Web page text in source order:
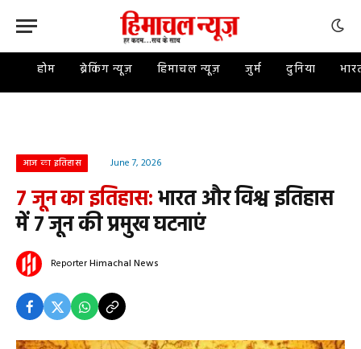
होम ब्रेकिंग न्यूज़ हिमाचल न्यूज़ जुर्म दुनिया
आज का इतिहास June 7, 2026
7 जून का इतिहास:भारत और विश्व इतिहास
में 7 जून की प्रमुख घटनाएं
ReporterHimachal News